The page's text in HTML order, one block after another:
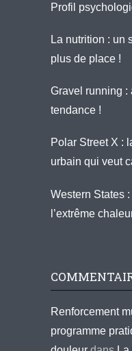
Profil
La nutrition : un
plus de place !
Gravel running :
tendance !
Polar Street X :
urbain qui veut
Western States
l’extrême
Renforcement
programme